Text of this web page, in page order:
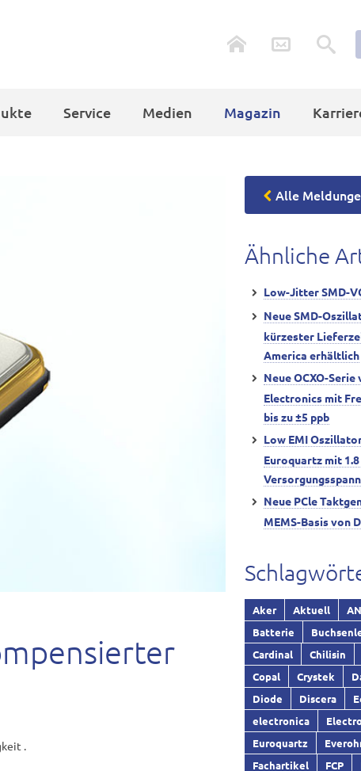
Service Medien Magazin
.
Alle
Ähnliche
Low-Jitter SMD-
Neue SMD-
kürzester
America erhältlich
Neue OCXO-Serie
Electronics mit
bis zu ±5 ppb
Low EMI
Euroquartz mit
Neue PCle
MEMS-Basis von
Aker Aktuell
Batterie
Cardinal
Chilisin
Copal
Crystek
Diode
Discera
electronica
Euroquartz
Fachartikel
FCP